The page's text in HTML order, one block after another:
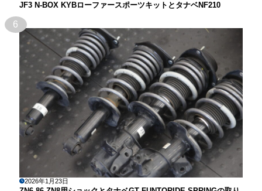
JF3 N-BOX KYBローファースポーツキットとタナベNF210
6
2026年1月23日